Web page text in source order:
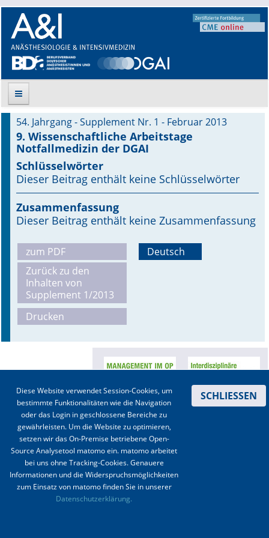
Suche
Aktuelle Ausgabe
Leitlinien
Archiv
Supplements OrphanAnesthesia
Online First
A&I English
Mediadaten
Autoren-Service
Bestell-Service
Stellenmarkt
Kongresskalender
54. Jahrgang - Supplement Nr. 1 - Februar 2013
9. Wissenschaftliche Arbeitstage
Notfallmedizin der DGAI
Schlüsselwörter
Dieser Beitrag enthält keine Schlüsselwörter
Zusammenfassung
Dieser Beitrag enthält keine Zusammenfassung
zum PDF
Zurück zu den
Inhalten von
Supplement 1/2013
Drucken
Deutsch
Kontakt | Impressum | Datenschutz | Haftungsausschluss
Diese Website verwendet Session-Cookies, um
bestimmte Funktionalitäten wie die Navigation
oder das Login in geschlossene Bereiche zu
gewährleisten. Um die Website zu optimieren,
setzen wir das On-Premise betriebene Open-
Source Analysetool matomo ein. matomo arbeitet
bei uns ohne Tracking-Cookies. Genauere
Informationen und die Widerspruchsmöglichkeiten
zum Einsatz von matomo finden Sie in unserer
Datenschutzerklärung.
SCHLIESSEN